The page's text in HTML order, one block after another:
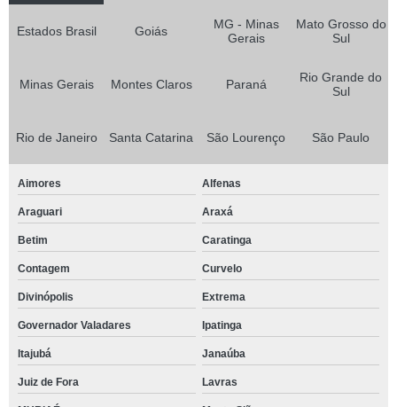
Estados Brasil Goiás
MG - Minas
Gerais
Mato Grosso do
Sul
Minas Gerais Montes Claros Paraná
Rio Grande do
Sul
Rio de Janeiro Santa Catarina São Lourenço São Paulo
Aimores Alfenas
Araguari Araxá
Betim Caratinga
Contagem Curvelo
Divinópolis Extrema
Governador Valadares Ipatinga
Itajubá Janaúba
Juiz de Fora Lavras